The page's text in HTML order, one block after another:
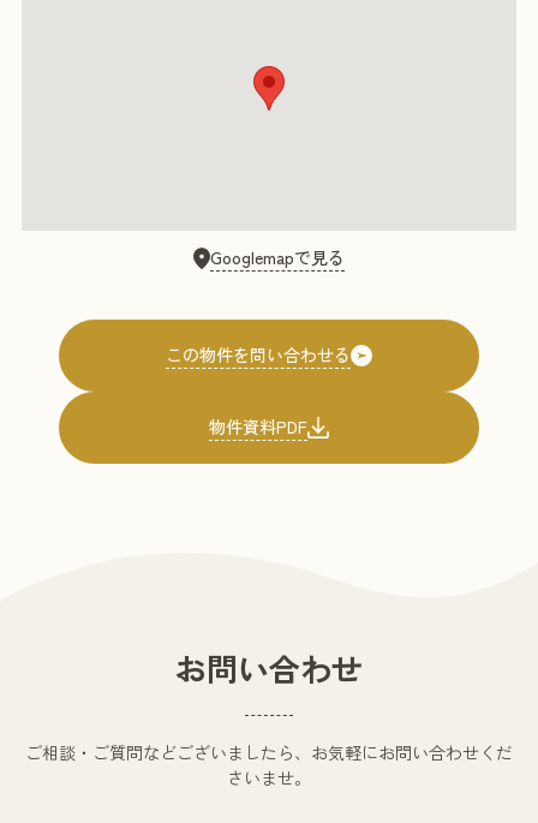
Googlemapで見る
物件資料PDF
お問い合わせ
ご相談・ご質問などございましたら、お気軽にお問い合わせくだ
さいませ。